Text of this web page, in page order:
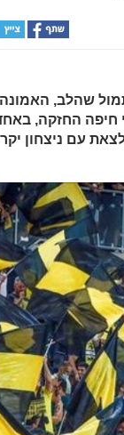
שהלב, האמונה
חיפה החזקה,
עם ניצחון